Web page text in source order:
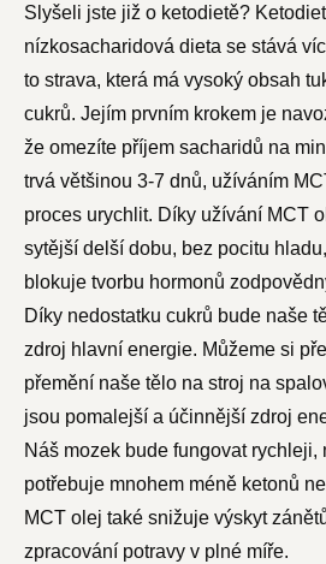
Slyšeli jste již o ketodietě?
nízkosacharidová dieta se stává
to strava, která má vysoký obsah
cukrů. Jejím prvním krokem je
že omezíte příjem sacharidů na
trvá většinou 3-7 dnů, užíváním
proces urychlit. Díky užívání MCT
sytější delší dobu, bez pocitu
blokuje tvorbu hormonů
Díky nedostatku cukrů bude naše
zdroj hlavní energie. Můžeme si
přemění naše tělo na stroj na
jsou pomalejší a účinnější zdroj
Náš mozek bude fungovat rychleji,
potřebuje mnohem méně ketonů
MCT olej také snižuje výskyt
zpracování potravy v plné míře.